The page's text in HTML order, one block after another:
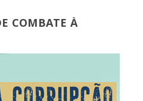
COMBATE À